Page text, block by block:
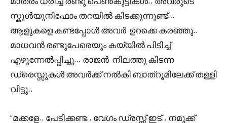
സ്കൂൾയൂനിഫോം തറയിൽ കിടക്കുന്നുണ്ട്…
ആളുകളെ കണ്ടപ്പോൾ അവർ ഉറക്കെ കരഞ്ഞു..
മാധവൻ രണ്ടുപേരെയും കയ്യിൽ പിടിച്ച്
എഴുന്നേൽപ്പിച്ചു… രാജൻ നിലത്തു കിടന്ന
ഡ്രെസ്സുകൾ അവർക്ക് നൽകി ബാത്‌റൂമിലേക്ക് തള്ളി
വിട്ടു..
“മക്കളേ.. പേടിക്കണ്ട.. വേഗം ഡ്രസ്സ്‌ ഇട്.. നമുക്ക്